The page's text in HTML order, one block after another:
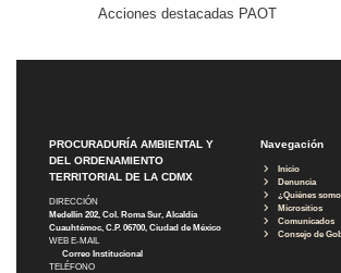
Acciones destacadas PAOT
PROCURADURÍA AMBIENTAL Y
DEL ORDENAMIENTO
TERRITORIAL DE LA CDMX
DIRECCIÓN
Medellín 202, Col. Roma Sur, Alcaldía
Cuauhtémoc, C.P. 06700, Ciudad de México
WEB E-MAIL
Correo Institucional
TELÉFONO
Navegación
Inicio
Denuncia
¿Quiénes
Micrositios
Comunicados
Consejo de